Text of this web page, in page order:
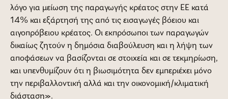
λόγο για μείωση της παραγωγής κρέατος στην ΕΕ κατά
14% και εξάρτησή της από τις εισαγωγές βόειου και
αιγοπρόβειου κρέατος. Οι εκπρόσωποι των παραγωγών
δικαίως ζητούν η δημόσια διαβούλευση και η λήψη των
αποφάσεων να βασίζονται σε στοιχεία και σε τεκμηρίωση,
και υπενθυμίζουν ότι η βιωσιμότητα δεν εμπεριέχει μόνο
την περιβαλλοντική αλλά και την οικονομική/κλιματική
διάσταση».